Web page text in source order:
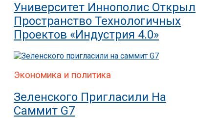
Университет Иннополис Открыл
Пространство Технологичных
Проектов «Индустрия 4.0»
Экономика и политика
Зеленского Пригласили На
Саммит G7